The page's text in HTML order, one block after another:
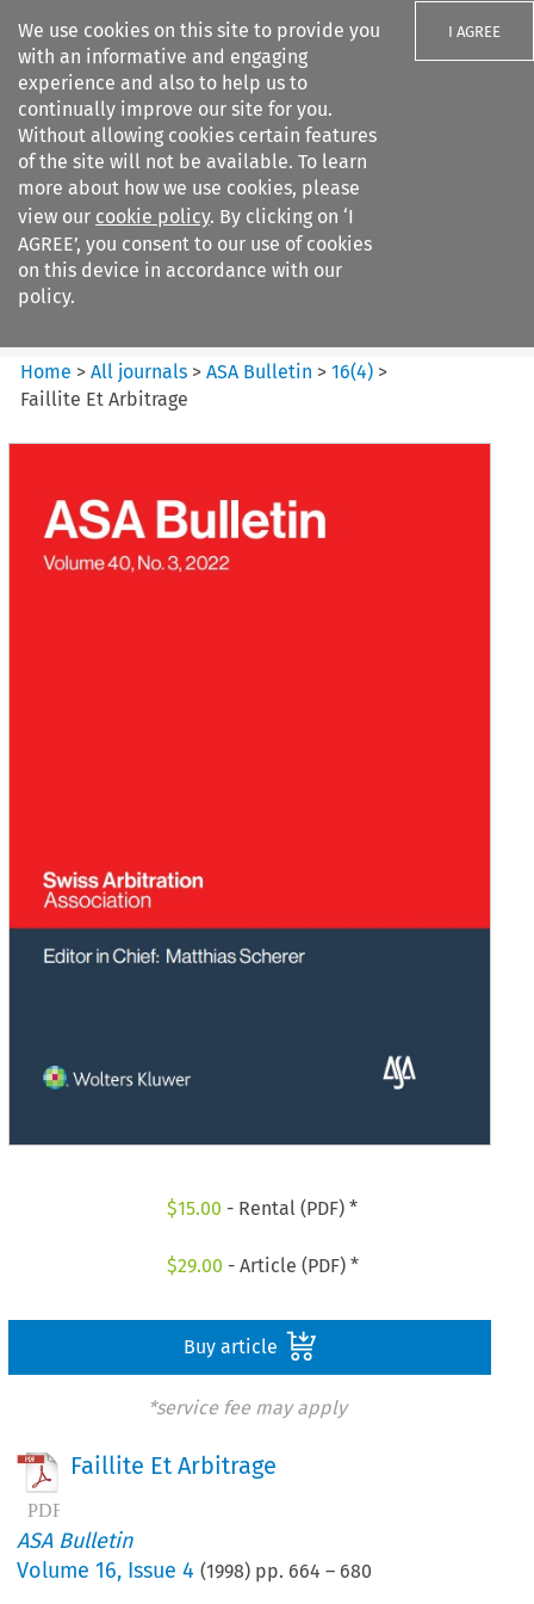
We use cookies on this site to provide you
with an informative and engaging
experience and also to help us to
continually improve our site for you.
Without allowing cookies certain features
of the site will not be available. To learn
more about how we use cookies, please
view our cookie policy. By clicking on ‘I
AGREE’, you consent to our use of cookies
on this device in accordance with our
policy.
I AGREE
Search filters
ASA Bulletin
Home >All journals >ASA Bulletin >16(4) >
Faillite Et Arbitrage
$15.00 - Rental (PDF) *
$29.00 - Article (PDF) *
Buy article
*service fee may apply
Faillite Et Arbitrage
ASA Bulletin
Volume16, Issue 4 (1998) pp. 664 – 680